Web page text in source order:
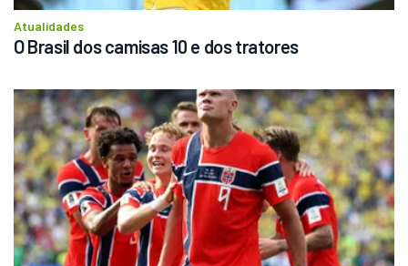
Atualidades
O Brasil dos camisas 10 e dos tratores